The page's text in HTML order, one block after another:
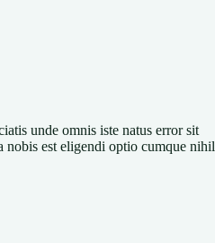
unde omnis iste natus error sit
nobis est eligendi optio cumque nihil